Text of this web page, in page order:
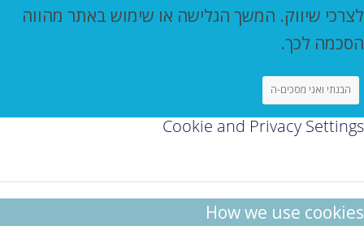
לצרכי שיווק. המשך הגלישה או שימוש באתר מהווה
הסכמה לכך.
הבנתי ואני מסכים-ה
Cookie and Privacy Settings
How we use cookies